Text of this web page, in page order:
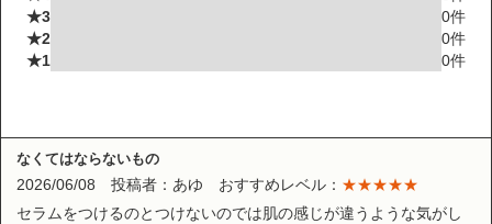
★3
0件
★2
0件
★1
0件
なくてはならないもの
2026/06/08 投稿者：あゆ おすすめレベル： ★★★★★
セラムをつけるのとつけないのでは肌の感じが違うような気がし